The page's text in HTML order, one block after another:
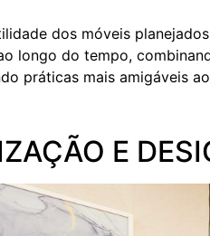
dos móveis
longo do tempo,
práticas mais amigáveis
E